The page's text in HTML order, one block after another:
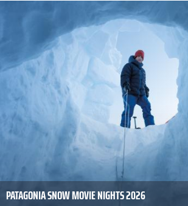
PATAGONIA SNOW MOVIE NIGHTS 2026